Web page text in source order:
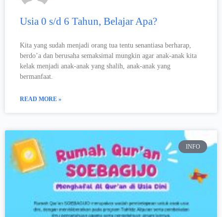
Usia 0 s/d 6 Tahun, Belajar Apa?
Kita yang sudah menjadi orang tua tentu senantiasa berharap,
berdo’a dan berusaha semaksimal mungkin agar anak-anak kita
kelak menjadi anak-anak yang shalih, anak-anak yang
bermanfaat.
READ MORE »
INFO